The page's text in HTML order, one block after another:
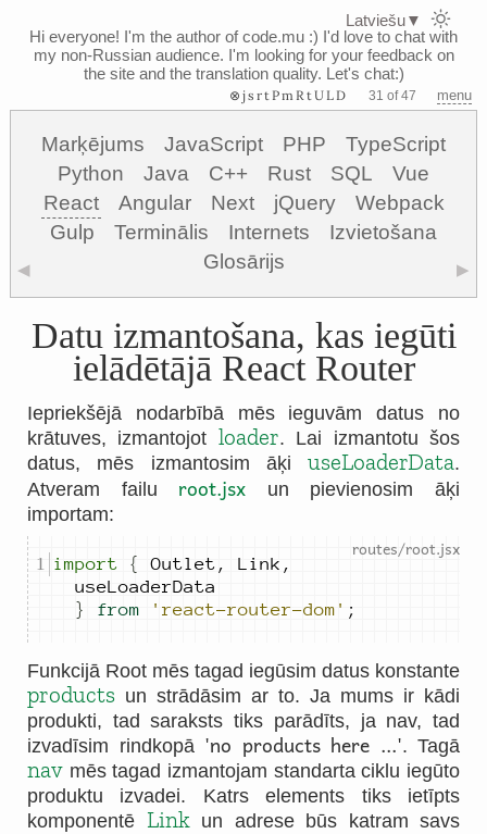
Hi everyone! I'm the author of code.mu :) I'd love to chat with
my non-Russian audience. I'm looking for your feedback on
the site and the translation quality. Let's chat:)
⊗jsrtPmRtULD 31 of 47 menu
Marķējums JavaScript PHP
TypeScript
Python
Java C++ Rust SQL
Vue
React
Angular Next jQuery
Webpack
Gulp
Terminālis Internets
Izvietošana
Glosārijs
◀ ▶
Datu izmantošana, kas iegūti
ielādētājā React Router
Iepriekšējā nodarbībā mēs ieguvām datus no
krātuves, izmantojot loader. Lai izmantotu šos
datus, mēs izmantosim āķi useLoaderData.
Atveram failu root.jsx un pievienosim āķi
importam:
import { Outlet , Link ,
useLoaderData
}
from 'react-router-dom' ;
Funkcijā Root mēs tagad iegūsim datus konstante
products un strādāsim ar to. Ja mums ir kādi
produkti, tad saraksts tiks parādīts, ja nav, tad
izvadīsim rindkopā 'no products here ...'. Tagā
nav mēs tagad izmantojam standarta ciklu iegūto
produktu izvadei. Katrs elements tiks ietīpts
komponentē Linkun adrese būs katram savs
Latviešu▼